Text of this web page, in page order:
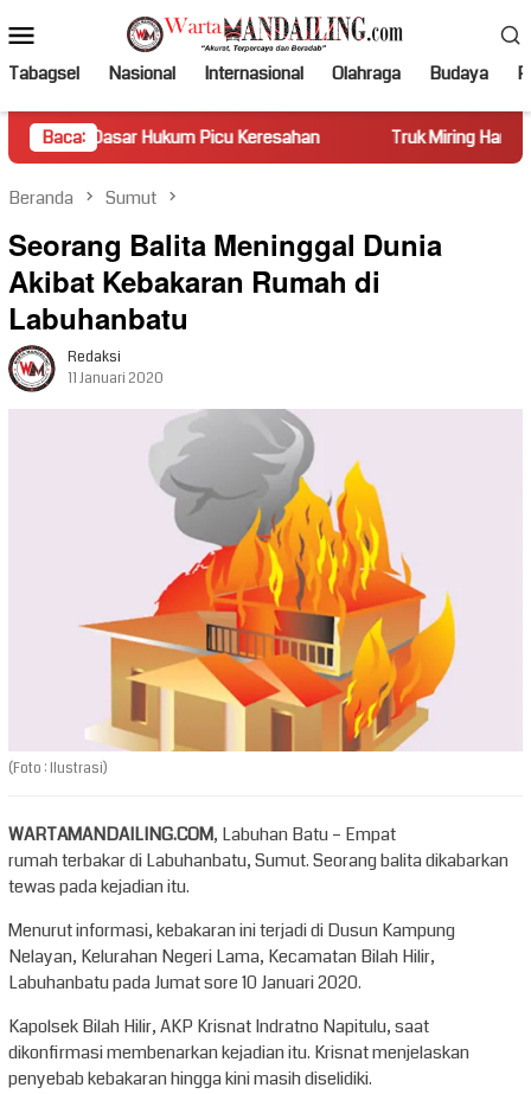
ke
kontenMobile
Tabagsel Nasional Internasional Olahraga Budaya
Baca:
Hukum Picu Keresahan Truk Miring Hambat Arus Lalu
Beranda Sumut
Seorang Balita Meninggal Dunia
Akibat Kebakaran Rumah di
Labuhanbatu
Redaksi
11 Januari 2020
(Foto : Ilustrasi)
WARTAMANDAILING.COM, Labuhan Batu – Empat
rumah terbakar di Labuhanbatu, Sumut. Seorang balita dikabarkan
tewas pada kejadian itu.
Menurut informasi, kebakaran ini terjadi di Dusun Kampung
Nelayan, Kelurahan Negeri Lama, Kecamatan Bilah Hilir,
Labuhanbatu pada Jumat sore 10 Januari 2020.
Kapolsek Bilah Hilir, AKP Krisnat Indratno Napitulu, saat
dikonfirmasi membenarkan kejadian itu. Krisnat menjelaskan
penyebab kebakaran hingga kini masih diselidiki.